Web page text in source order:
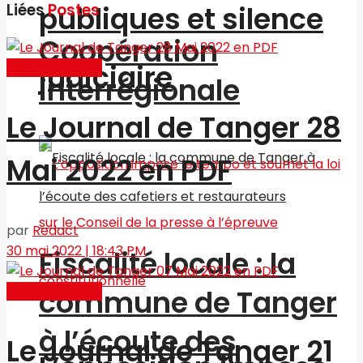
Coopération
interrégionale
Fiscalité locale : la
commune de Tanger
à l’écoute des
publiques et silence
judiciaire
LiéesPostes
Le Journal de Tanger 28
Mai 2022 en PDF
par Redact
30 mai 2022 | 18:43 PM
Le Journal de Tanger 21